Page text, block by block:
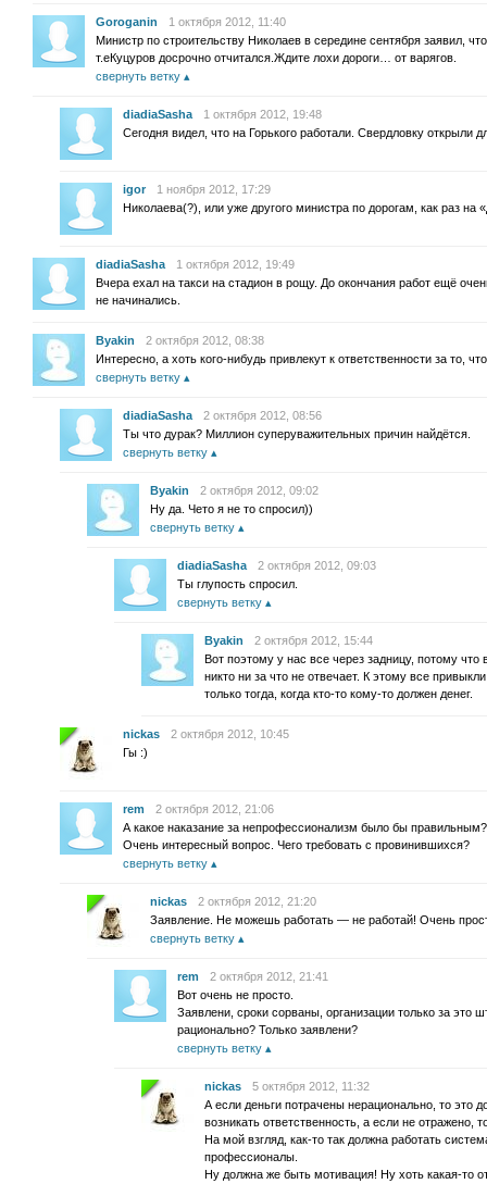
Goroganin
1 октября 2012, 11:40
Министр по строительству Николаев в середине сентября заявил,
т.еКуцуров досрочно отчитался.Ждите лохи дороги… от варягов.
свернуть ветку
diadiaSasha
1 октября 2012, 19:48
Сегодня видел, что на Горького работали. Свердловку открыли
igor
1 ноября 2012, 17:29
Николаева(?), или уже другого министра по дорогам, как раз на
diadiaSasha
1 октября 2012, 19:49
Вчера ехал на такси на стадион в рощу. До окончания работ ещё
не начинались.
Byakin
2 октября 2012, 08:38
Интересно, а хоть кого-нибудь привлекут к ответственности за то,
свернуть ветку
diadiaSasha
2 октября 2012, 08:56
Ты что дурак? Миллион суперуважительных причин найдётся.
свернуть ветку
Byakin
2 октября 2012, 09:02
Ну да. Чето я не то спросил))
свернуть ветку
diadiaSasha
2 октября 2012, 09:03
Ты глупость спросил.
свернуть ветку
Byakin
2 октября 2012, 15:44
Вот поэтому у нас все через задницу, потому что
никто ни за что не отвечает. К этому все
только тогда, когда кто-то кому-то должен денег.
nickas
2 октября 2012, 10:45
Гы :)
rem
2 октября 2012, 21:06
А какое наказание за непрофессионализм было бы правильным?
Очень интересный вопрос. Чего требовать с провинившихся?
свернуть ветку
nickas
2 октября 2012, 21:20
Заявление. Не можешь работать — не работай! Очень
свернуть ветку
rem
2 октября 2012, 21:41
Вот очень не просто.
Заявлени, сроки сорваны, организации только за это
рационально? Только заявлени?
свернуть ветку
nickas
5 октября 2012, 11:32
А если деньги потрачены нерационально, то это
возникать ответственность, а если не отражено,
На мой взгляд, как-то так должна работать
профессионалы.
Ну должна же быть мотивация! Ну хоть какая-то